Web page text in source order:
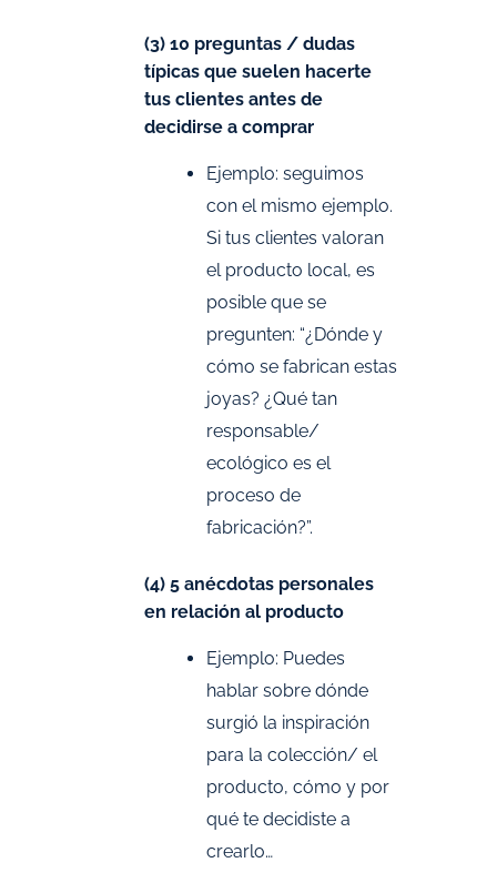
(3) 10 preguntas / dudas
típicas que suelen hacerte
tus clientes antes de
decidirse a comprar
Ejemplo: seguimos
con el mismo ejemplo.
Si tus clientes valoran
el producto local, es
posible que se
pregunten: “¿Dónde y
cómo se fabrican estas
joyas? ¿Qué tan
responsable/
ecológico es el
proceso de
fabricación?”.
(4) 5 anécdotas personales
en relación al producto
Ejemplo: Puedes
hablar sobre dónde
surgió la inspiración
para la colección/ el
producto, cómo y por
qué te decidiste a
crearlo…